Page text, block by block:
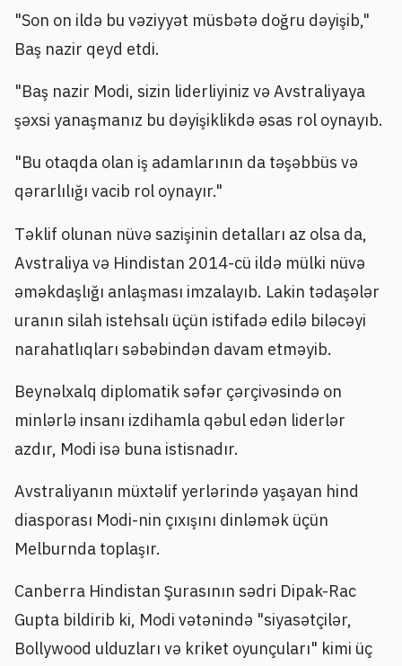
"Son on ildə bu vəziyyət müsbətə doğru dəyişib,"
Baş nazir qeyd etdi.
"Baş nazir Modi, sizin liderliyiniz və Avstraliyaya
şəxsi yanaşmanız bu dəyişiklikdə əsas rol oynayıb.
"Bu otaqda olan iş adamlarının da təşəbbüs və
qərarlılığı vacib rol oynayır."
Təklif olunan nüvə sazişinin detalları az olsa da,
Avstraliya və Hindistan 2014-cü ildə mülki nüvə
əməkdaşlığı anlaşması imzalayıb. Lakin tədaşələr
uranın silah istehsalı üçün istifadə edilə biləcəyi
narahatlıqları səbəbindən davam etməyib.
Beynəlxalq diplomatik səfər çərçivəsində on
minlərlə insanı izdihamla qəbul edən liderlər
azdır, Modi isə buna istisnadır.
Avstraliyanın müxtəlif yerlərində yaşayan hind
diasporası Modi-nin çıxışını dinləmək üçün
Melburnda toplaşır.
Canberra Hindistan Şurasının sədri Dipak-Rac
Gupta bildirib ki, Modi vətənində "siyasətçilər,
Bollywood ulduzları və kriket oyunçuları" kimi üç